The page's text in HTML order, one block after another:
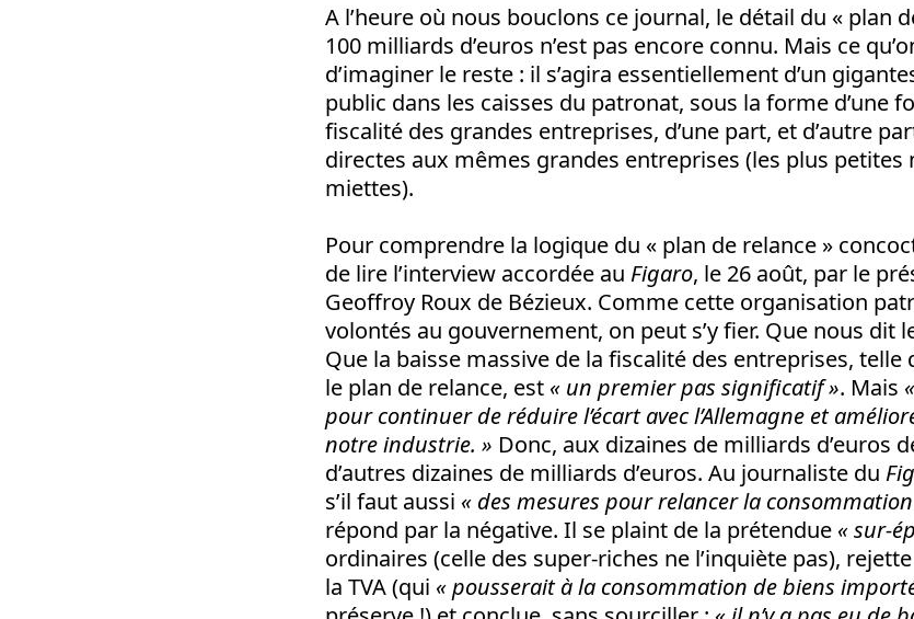
A l’heure où nous bouclons ce journal, le détail du « plan
100 milliards d’euros n’est pas encore connu. Mais ce
d’imaginer le reste : il s’agira essentiellement d’un
public dans les caisses du patronat, sous la forme d’une
fiscalité des grandes entreprises, d’une part, et d’autre
directes aux mêmes grandes entreprises (les plus petites
miettes).
Pour comprendre la logique du « plan de relance »
de lire l’interview accordée au Figaro, le 26 août, par le
Geoffroy Roux de Bézieux. Comme cette organisation
volontés au gouvernement, on peut s’y fier. Que nous dit
Que la baisse massive de la fiscalité des entreprises, telle
le plan de relance, est « un premier pas significatif ». Mais
pour continuer de réduire l’écart avec l’Allemagne et
notre industrie. » Donc, aux dizaines de milliards d’euros
d’autres dizaines de milliards d’euros. Au journaliste du
s’il faut aussi « des mesures pour relancer la
répond par la négative. Il se plaint de la prétendue « sur-
ordinaires (celle des super-riches ne l’inquiète pas), rejette
la TVA (qui « pousserait à la consommation de biens